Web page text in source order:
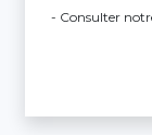
- Consulter